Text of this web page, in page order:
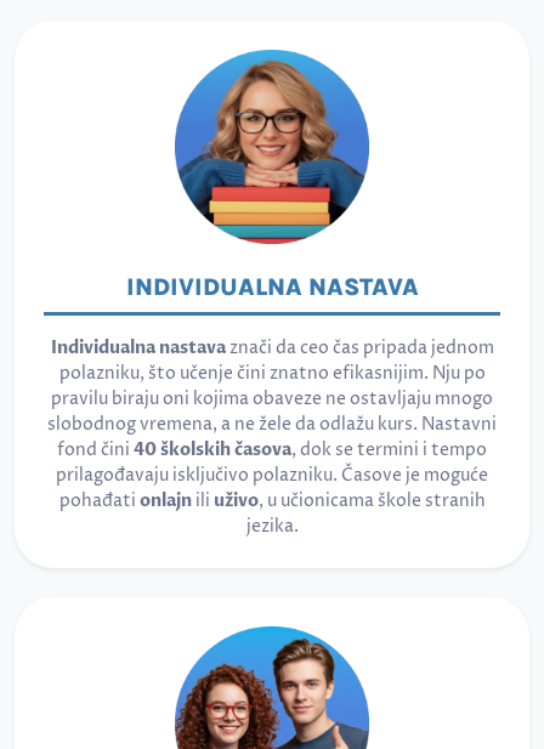
INDIVIDUALNA NASTAVA
Individualna nastavaznači da ceo čas pripada jednom
polazniku, što učenje čini znatno efikasnijim. Nju po
pravilu biraju oni kojima obaveze ne ostavljaju mnogo
slobodnog vremena, a ne žele da odlažu kurs. Nastavni
fond čini 40 školskih časova, dok se termini i tempo
prilagođavaju isključivo polazniku. Časove je moguće
pohađati onlajnili uživo, u učionicama škole stranih
jezika.